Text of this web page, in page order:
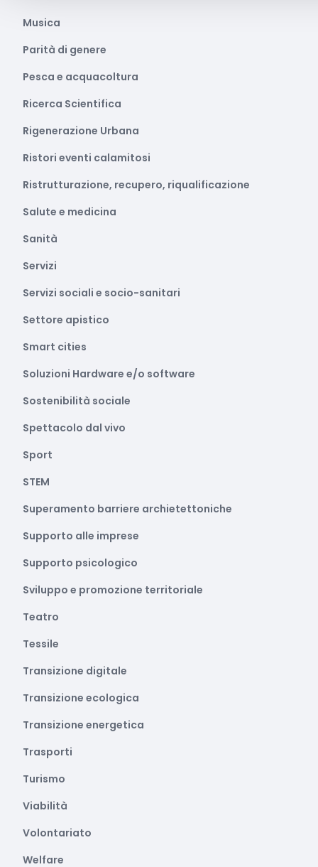
Musica
Parità di genere
Pesca e acquacoltura
Ricerca Scientifica
Rigenerazione Urbana
Ristori eventi calamitosi
Ristrutturazione, recupero, riqualificazione
Salute e medicina
Sanità
Servizi
Servizi sociali e socio-sanitari
Settore apistico
Smart cities
Soluzioni Hardware e/o software
Sostenibilità sociale
Spettacolo dal vivo
Sport
STEM
Superamento barriere archietettoniche
Supporto alle imprese
Supporto psicologico
Sviluppo e promozione territoriale
Teatro
Tessile
Transizione digitale
Transizione ecologica
Transizione energetica
Trasporti
Turismo
Viabilità
Volontariato
Welfare